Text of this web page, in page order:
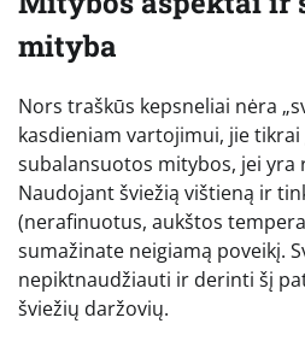
mityba
Nors traškūs kepsneliai nėra
kasdieniam vartojimui, jie
subalansuotos mitybos, jei yra
Naudojant šviežią vištieną ir
(nerafinuotus, aukštos
sumažinate neigiamą poveikį.
nepiktnaudžiauti ir derinti šį
šviežių daržovių.